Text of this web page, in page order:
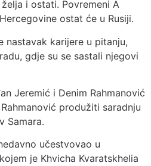
i ostati. Povremeni A
ostat će u Rusiji.
nastavak karijere u pitanju,
gdje su se sastali njegovi
Jeremić i Denim Rahmanović
produžiti saradnju
Samara.
učestvovao u
je Khvicha Kvaratskhelia